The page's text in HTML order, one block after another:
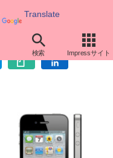
Translate
検索 Impressサイト